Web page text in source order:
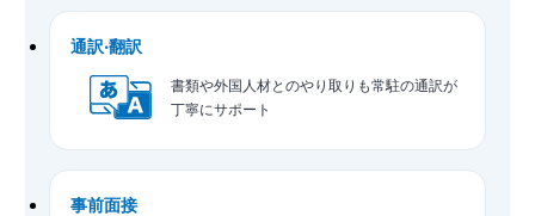
通訳‧翻訳
書類や外国⼈材とのやり取りも常駐の通訳が
丁寧にサポート
事前面接